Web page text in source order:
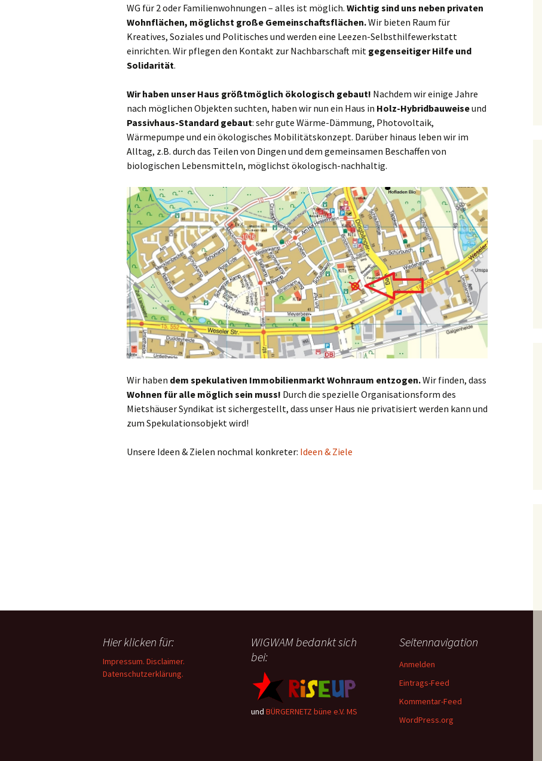
WG für 2 oder Familienwohnungen – alles ist möglich. Wichtig sind uns neben privaten
Wohnflächen, möglichst große Gemeinschaftsflächen.Wir bieten Raum für
Kreatives, Soziales und Politisches und werden eine Leezen-Selbsthilfewerkstatt
einrichten. Wir pflegen den Kontakt zur Nachbarschaft mit gegenseitiger Hilfe und
Solidarität.
Wir haben unser Haus größtmöglich ökologisch gebaut! Nachdem wir einige Jahre
nach möglichen Objekten suchten, haben wir nun ein Haus in Holz-Hybridbauweiseund
Passivhaus-Standard gebaut: sehr gute Wärme-Dämmung, Photovoltaik,
Wärmepumpe und ein ökologisches Mobilitätskonzept. Darüber hinaus leben wir im
Alltag, z.B. durch das Teilen von Dingen und dem gemeinsamen Beschaffen von
biologischen Lebensmitteln, möglichst ökologisch-nachhaltig.
Wir haben dem spekulativen Immobilienmarkt Wohnraum entzogen.Wir finden, dass
Wohnen für alle möglich sein muss! Durch die spezielle Organisationsform des
Mietshäuser Syndikat ist sichergestellt, dass unser Haus nie privatisiert werden kann und
zum Spekulationsobjekt wird!
Unsere Ideen & Zielen nochmal konkreter: Ideen & Ziele
Hier klicken für:
Impressum. Disclaimer.
Datenschutzerklärung.
WIGWAM bedankt sich
bei:
und BÜRGERNETZ büne e.V. MS
Seitennavigation
Anmelden
Eintrags-Feed
Kommentar-Feed
WordPress.org